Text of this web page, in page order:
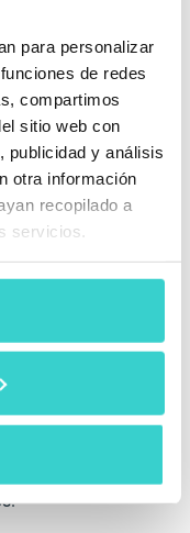
para personalizar
de redes
compartimos
sitio web con
publicidad y análisis
otra información
recopilado a
servicios.
abierta como
como
reducidos. En
acuerdo
de
Apple
de Apple;
y
sus
Apple;
en esta